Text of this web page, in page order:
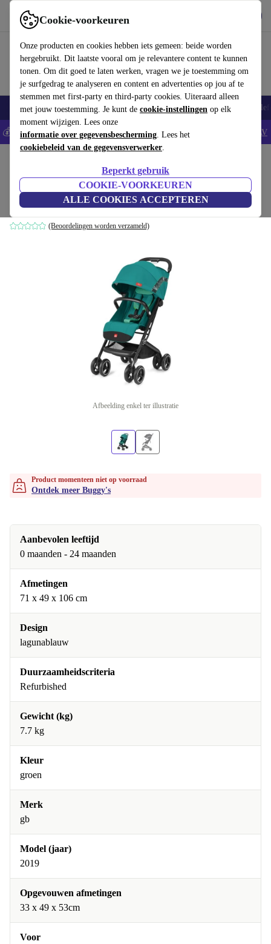
Cookie-voorkeuren
Onze producten en cookies hebben iets gemeen: beide worden
hergebruikt. Dit laatste vooral om je relevantere content te kunnen
tonen. Om dit goed te laten werken, vragen we je toestemming om
je surfgedrag te analyseren en content en advertenties op jou af te
stemmen met first-party en third-party cookies. Uiteraard alleen
met jouw toestemming. Je kunt de cookie-instellingen op elk
moment wijzigen. Lees onze
informatie over gegevensbescherming. Lees het
cookiebeleid van de gegevensverwerker.
Beperkt gebruik
COOKIE-VOORKEUREN
ALLE COOKIES ACCEPTEREN
Gebruik refurbed snel en eenvoudig
Smartphones Laptops Tablets Smartwatches Accessoires
💰Bespaar 5% EXTRA op alle iPhones - Code: IPHONEDEAL - AV
gb goud Qbit+ All Terrain buggy
groen
(Beoordelingen worden verzameld)
Afbeelding enkel ter illustratie
Product momenteen niet op voorraad
Ontdek meer Buggy's
Aanbevolen leeftijd
0 maanden - 24 maanden
Afmetingen
71 x 49 x 106 cm
Design
lagunablauw
Duurzaamheidscriteria
Refurbished
Gewicht (kg)
7.7 kg
Kleur
groen
Merk
gb
Model (jaar)
2019
Opgevouwen afmetingen
33 x 49 x 53cm
Voor